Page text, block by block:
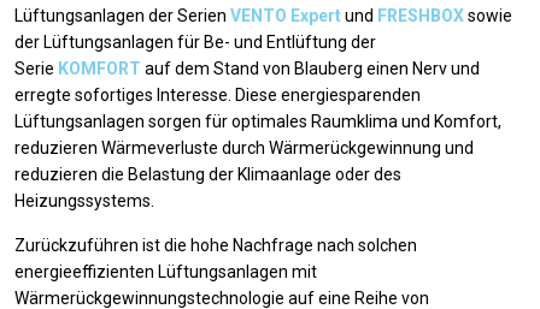
Lüftungsanlagen der Serien VENTO Expertund FRESHBOXsowie
der Lüftungsanlagen für Be- und Entlüftung der
Serie KOMFORT auf dem Stand von Blauberg einen Nerv und
erregte sofortiges Interesse. Diese energiesparenden
Lüftungsanlagen sorgen für optimales Raumklima und Komfort,
reduzieren Wärmeverluste durch Wärmerückgewinnung und
reduzieren die Belastung der Klimaanlage oder des
Heizungssystems.
Zurückzuführen ist die hohe Nachfrage nach solchen
energieeffizienten Lüftungsanlagen mit
Wärmerückgewinnungstechnologie auf eine Reihe von